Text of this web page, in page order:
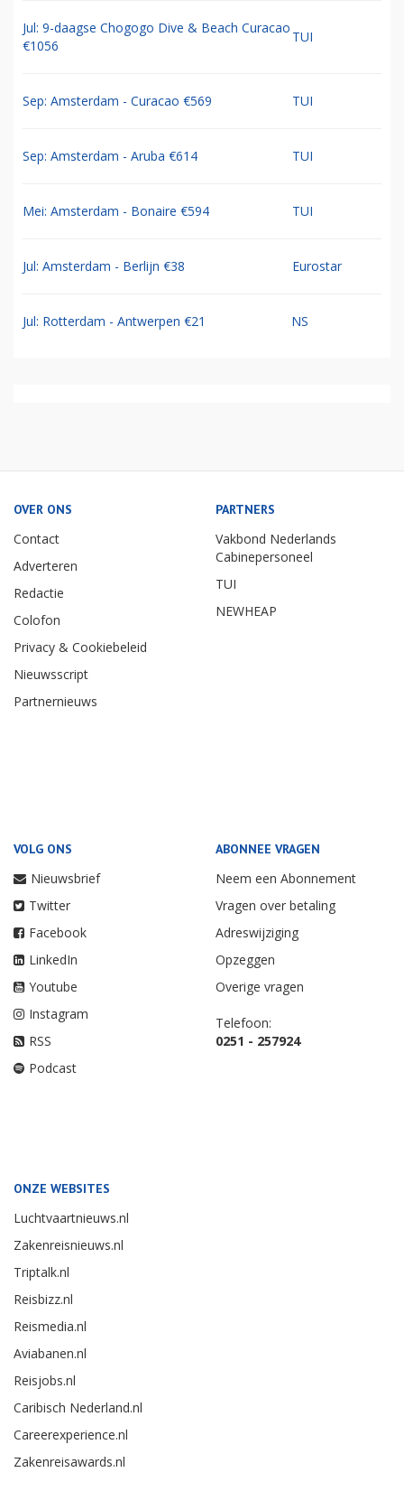
Jul: 9-daagse Chogogo Dive & Beach Curacao
€1056
TUI
Sep: Amsterdam - Curacao €569 TUI
Sep: Amsterdam - Aruba €614 TUI
Mei: Amsterdam - Bonaire €594 TUI
Jul: Amsterdam - Berlijn €38 Eurostar
Jul: Rotterdam - Antwerpen €21 NS
OVER ONS
Contact
Adverteren
Redactie
Colofon
Privacy & Cookiebeleid
Nieuwsscript
Partnernieuws
PARTNERS
Vakbond Nederlands
Cabinepersoneel
TUI
NEWHEAP
VOLG ONS
Nieuwsbrief
Twitter
Facebook
LinkedIn
Youtube
Instagram
RSS
Podcast
ABONNEE VRAGEN
Neem een Abonnement
Vragen over betaling
Adreswijziging
Opzeggen
Overige vragen
Telefoon:
0251 - 257924
ONZE WEBSITES
Luchtvaartnieuws.nl
Zakenreisnieuws.nl
Triptalk.nl
Reisbizz.nl
Reismedia.nl
Aviabanen.nl
Reisjobs.nl
Caribisch Nederland.nl
Careerexperience.nl
Zakenreisawards.nl